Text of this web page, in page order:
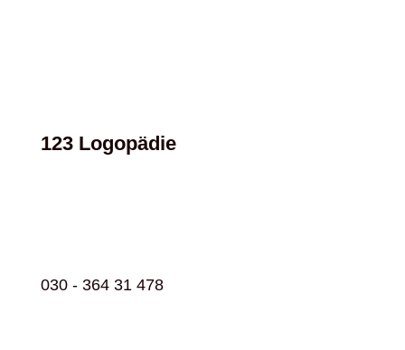
123 Logopädie
030 - 364 31 478